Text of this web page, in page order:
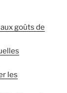
goûts de
les